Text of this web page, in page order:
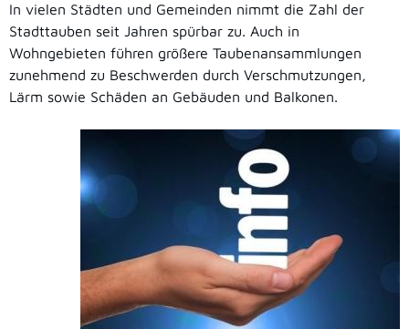
In vielen Städten und Gemeinden nimmt die Zahl der
Stadttauben seit Jahren spürbar zu. Auch in
Wohngebieten führen größere Taubenansammlungen
zunehmend zu Beschwerden durch Verschmutzungen,
Lärm sowie Schäden an Gebäuden und Balkonen.